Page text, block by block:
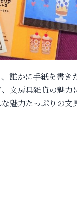
誰かに手紙を書
文房具雑貨の魅力
魅力たっぷりの文